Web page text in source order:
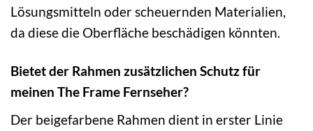
Lösungsmitteln oder scheuernden Materialien,
da diese die Oberfläche beschädigen könnten.
Bietet der Rahmen zusätzlichen Schutz für
meinen The Frame Fernseher?
Der beigefarbene Rahmen dient in erster Linie